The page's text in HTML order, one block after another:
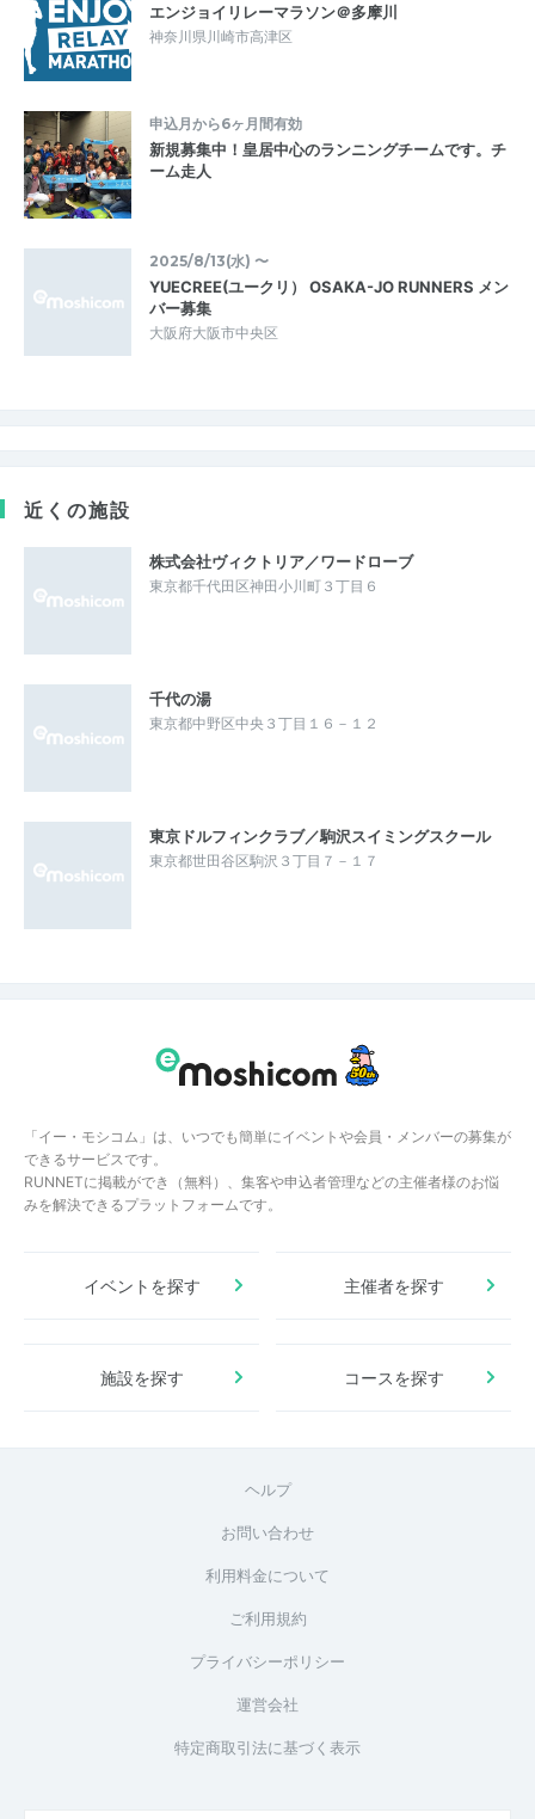
エンジョイリレーマラソン＠多摩川
神奈川県川崎市高津区
申込月から6ヶ月間有効
新規募集中！皇居中心のランニングチームです。チ
ーム走人
2025/8/13(水) 〜
YUECREE(ユークリ） OSAKA-JO RUNNERS メン
バー募集
大阪府大阪市中央区
近くの施設
株式会社ヴィクトリア／ワードローブ
東京都千代田区神田小川町３丁目６
千代の湯
東京都中野区中央３丁目１６－１２
東京ドルフィンクラブ／駒沢スイミングスクール
東京都世田谷区駒沢３丁目７－１７
「イー・モシコム」は、いつでも簡単にイベントや会員・メンバーの募集が
できるサービスです。
RUNNETに掲載ができ（無料）、集客や申込者管理などの主催者様のお悩
みを解決できるプラットフォームです。
イベントを探す 主催者を探す
施設を探す コースを探す
ヘルプ
お問い合わせ
利用料金について
ご利用規約
プライバシーポリシー
運営会社
特定商取引法に基づく表示